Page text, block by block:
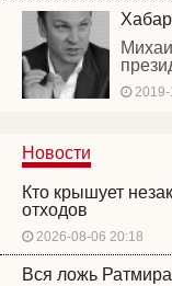
2019-
Новости
Кто крышует
отходов
2026-08-06 20:18
Вся ложь